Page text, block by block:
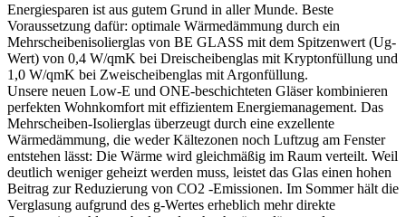
Energiesparen ist aus gutem Grund in aller Munde. Beste
Voraussetzung dafür: optimale Wärmedämmung durch ein
Mehrscheibenisolierglas von BE GLASS mit dem Spitzenwert (Ug-
Wert) von 0,4 W/qmK bei Dreischeibenglas mit Kryptonfüllung und
1,0 W/qmK bei Zweischeibenglas mit Argonfüllung.
Unsere neuen Low-E und ONE-beschichteten Gläser kombinieren
perfekten Wohnkomfort mit effizientem Energiemanagement. Das
Mehrscheiben-Isolierglas überzeugt durch eine exzellente
Wärmedämmung, die weder Kältezonen noch Luftzug am Fenster
entstehen lässt: Die Wärme wird gleichmäßig im Raum verteilt. Weil
deutlich weniger geheizt werden muss, leistet das Glas einen hohen
Beitrag zur Reduzierung von CO2 -Emissionen. Im Sommer hält die
Verglasung aufgrund des g-Wertes erheblich mehr direkte